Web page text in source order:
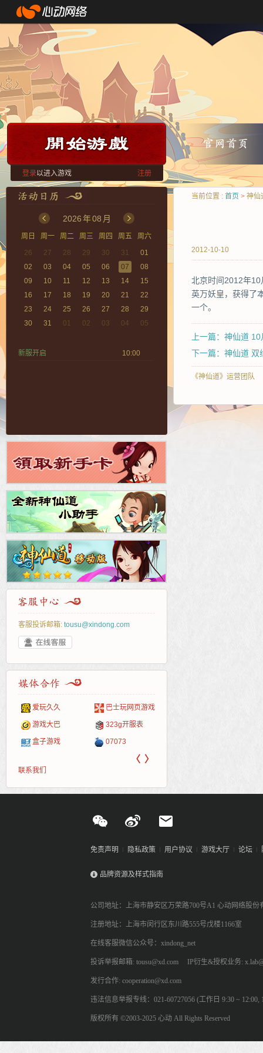
登录以进入游戏 注册
2026年08 月
周日 周一 周二 周三 周四 周五
周六
26
27 28 29 30 31
01
02
03 04 05 06 07
08
09
10 11 12 13 14
15
16
17 18 19 20 21
22
23
24 25 26 27 28
29
30
31 01 02 03 04 05
新服开启 10:00
客服投诉邮箱: tousu@xindong.com
爱玩久久 巴士玩网页游戏
游戏大巴 323g开服表
盒子游戏 07073
〈 〉
联系我们
当前位置 : 首页 > 神仙
2012-10-10
北京时间2012年
英万妖皇，获得了
一个。
上一篇：神仙道
下一篇：神仙道
《神仙道》运营团队
免责声明 隐私政策 用户协议 游戏大厅 论坛
品牌资源及样式指南
公司地址：上海市静安区万荣路700号A1 心动网络股份
注册地址：上海市闵行区东川路555号戊楼1166室
在线客服微信公众号：xindong_net
投诉举报邮箱: tousu@xd.com IP衍生&授权业务:
发行合作: cooperation@xd.com
违法信息举报专线：021-60727056 (工作日 9:30 ~ 12:00,
版权所有 ©2003-2025 心动 All Rights Reserved